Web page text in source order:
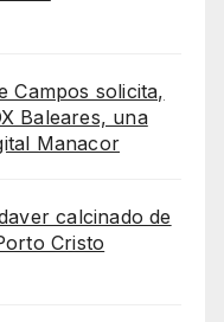
Campos solicita,
Baleares, una
Manacor
calcinado de
Cristo